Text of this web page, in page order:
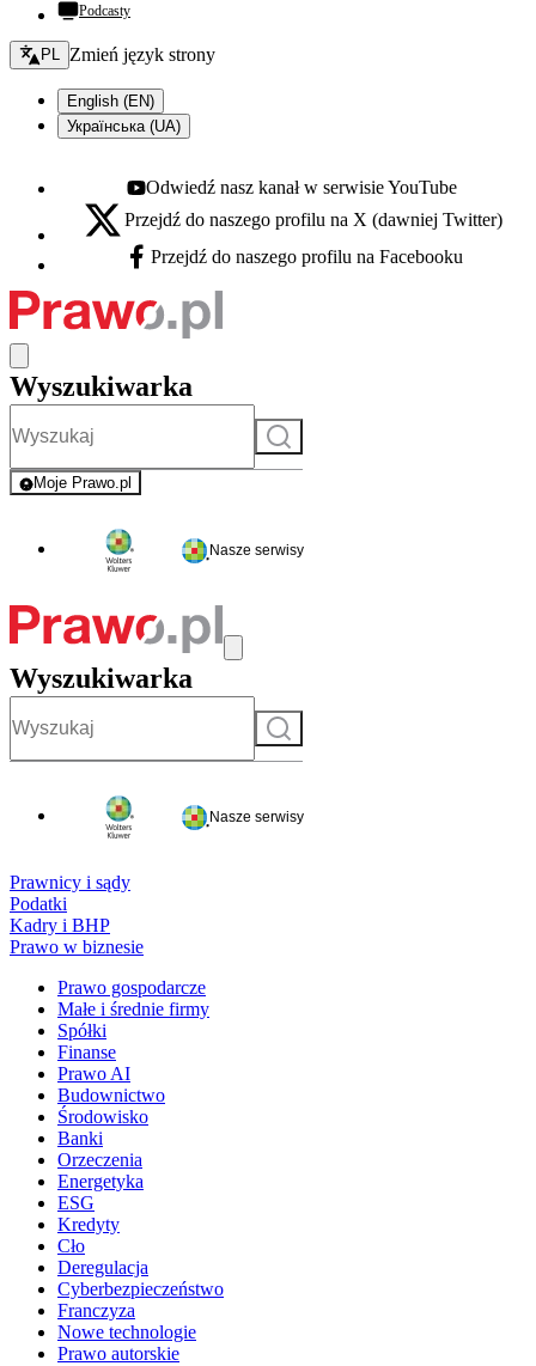
Podcasty
Zmień język - bieżący:
PL Zmień język strony
English (EN)
Українська (UA)
Youtube - otwiera się w nowej karcie
Odwiedź nasz kanał w serwisie YouTube
X - otwiera się w nowej karcie
Przejdź do naszego profilu na X (dawniej Twitter)
Facebook - otwiera się w nowej karcie
Przejdź do naszego profilu na Facebooku
Wyszukiwarka
Szukaj
Moje Prawo.pl
- rejestracja i logowanie do serwisu
Nasze serwisy
Wyszukiwarka
Szukaj
Nasze serwisy
Prawnicy i sądy
Podatki
Kadry i BHP
Prawo w biznesie
Prawo gospodarcze
Małe i średnie firmy
Spółki
Finanse
Prawo AI
Budownictwo
Środowisko
Banki
Orzeczenia
Energetyka
ESG
Kredyty
Cło
Deregulacja
Cyberbezpieczeństwo
Franczyza
Nowe technologie
Prawo autorskie